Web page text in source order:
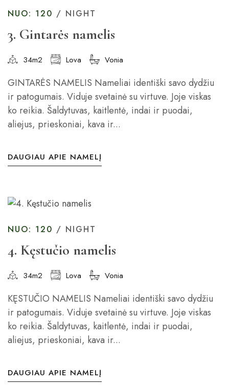
NUO: 120 / NIGHT
3. Gintarės namelis
34m2 Lova Vonia
GINTARĖS NAMELIS Nameliai identiški savo dydžiu
ir patogumais. Viduje svetainė su virtuve. Joje viskas
ko reikia. Šaldytuvas, kaitlentė, indai ir puodai,
aliejus, prieskoniai, kava ir...
DAUGIAU APIE NAMELĮ
NUO: 120 / NIGHT
4. Kęstučio namelis
34m2 Lova Vonia
KĘSTUČIO NAMELIS Nameliai identiški savo dydžiu
ir patogumais. Viduje svetainė su virtuve. Joje viskas
ko reikia. Šaldytuvas, kaitlentė, indai ir puodai,
aliejus, prieskoniai, kava ir...
DAUGIAU APIE NAMELĮ